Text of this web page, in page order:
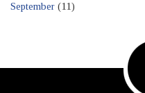
September (11)